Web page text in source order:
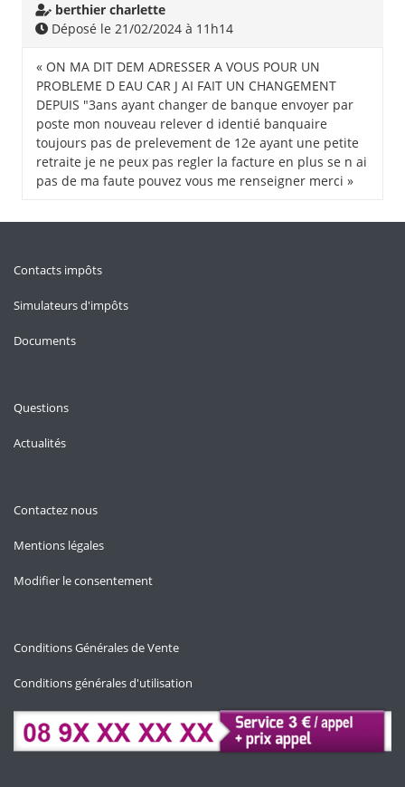
berthier charlette
Déposé le 21/02/2024 à 11h14
« ON MA DIT DEM ADRESSER A VOUS POUR UN
PROBLEME D EAU CAR J AI FAIT UN CHANGEMENT
DEPUIS "3ans ayant changer de banque envoyer par
poste mon nouveau relever d identié banquaire
toujours pas de prelevement de 12e ayant une petite
retraite je ne peux pas regler la facture en plus se n ai
pas de ma faute pouvez vous me renseigner merci »
Contacts impôts
Simulateurs d'impôts
Documents
Questions
Actualités
Contactez nous
Mentions légales
Modifier le consentement
Conditions Générales de Vente
Conditions générales d'utilisation